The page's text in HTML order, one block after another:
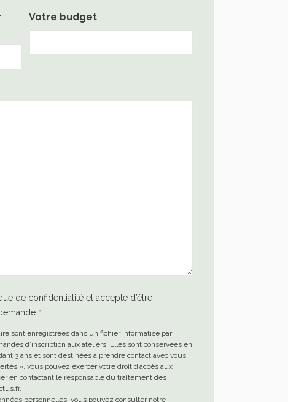
Votre budget
de confidentialité et accepte d’être
*
sont enregistrées dans un fichier informatisé par
d’inscription aux ateliers. Elles sont conservées en
3 ans et sont destinées à prendre contact avec vous.
», vous pouvez exercer votre droit d’accès aux
en contactant le responsable du traitement des
personnelles, vous pouvez consulter notre